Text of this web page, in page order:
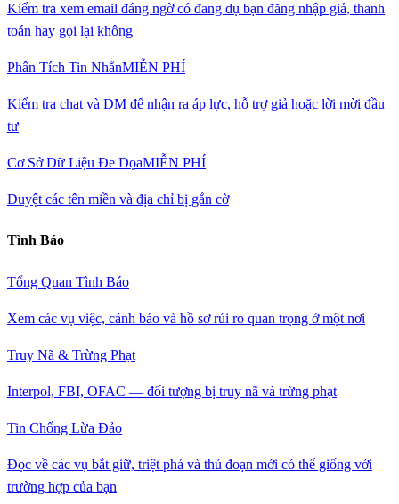
Kiểm tra xem email đáng ngờ có đang dụ bạn đăng nhập giả, thanh
toán hay gọi lại không
Phân Tích Tin NhắnMIỄN PHÍ
Kiểm tra chat và DM để nhận ra áp lực, hỗ trợ giả hoặc lời mời đầu
tư
Cơ Sở Dữ Liệu Đe DọaMIỄN PHÍ
Duyệt các tên miền và địa chỉ bị gắn cờ
Tình Báo
Tổng Quan Tình Báo
Xem các vụ việc, cảnh báo và hồ sơ rủi ro quan trọng ở một nơi
Truy Nã & Trừng Phạt
Interpol, FBI, OFAC — đối tượng bị truy nã và trừng phạt
Tin Chống Lừa Đảo
Đọc về các vụ bắt giữ, triệt phá và thủ đoạn mới có thể giống với
trường hợp của bạn